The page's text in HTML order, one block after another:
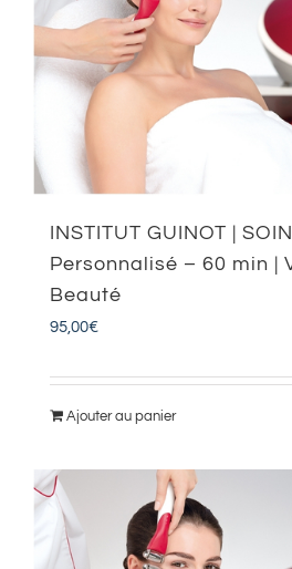
INSTITUT GUINOT |
Personnalisé – 60 min |
Beauté
95,00€
Ajouter au panier